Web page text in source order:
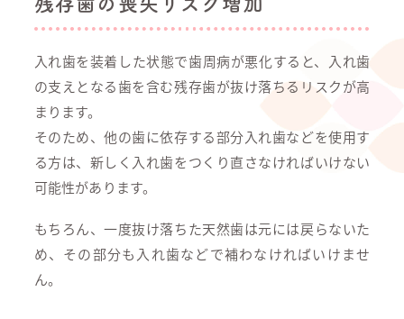
入れ歯を装着した状態で歯周病が悪化すると、入れ歯
の支えとなる歯を含む残存歯が抜け落ちるリスクが高
まります。
そのため、他の歯に依存する部分入れ歯などを使用す
る方は、新しく入れ歯をつくり直さなければいけない
可能性があります。
もちろん、一度抜け落ちた天然歯は元には戻らないた
め、その部分も入れ歯などで補わなければいけませ
ん。